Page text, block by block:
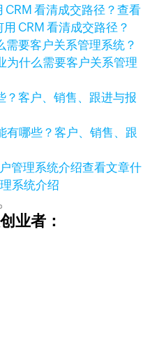
查看
CRM 看清成交路径？
为什么需要客户关系管理
有哪些？客户、销售、跟
查看文章什
系统介绍
业者：